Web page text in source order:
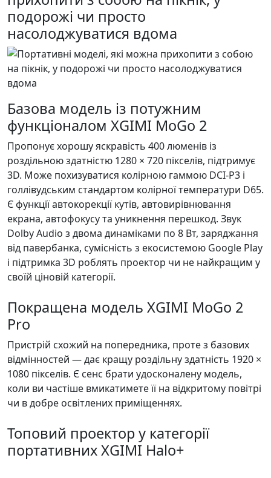
подорожі чи просто
насолоджуватися вдома
Базова модель із потужним
функціоналом XGIMI MoGo 2
Пропонує хорошу яскравість 400 люменів із
роздільною здатністю 1280 × 720 пікселів, підтримує
3D. Може похизуватися колірною гаммою DCI-P3 і
голлівудським стандартом колірної температури D65.
Є функції автокорекції кутів, автовирівнювання
екрана, автофокусу та уникнення перешкод. Звук
Dolby Audio з двома динаміками по 8 Вт, заряджання
від павербанка, сумісність з екосистемою Google Play
і підтримка 3D роблять проектор чи не найкращим у
своїй ціновій категорії.
Покращена модель XGIMI MoGo 2
Pro
Пристрій схожий на попередника, проте з базових
відмінностей — дає кращу роздільну здатність 1920 ×
1080 пікселів. Є сенс брати удосконалену модель,
коли ви частіше вмикатимете її на відкритому повітрі
чи в добре освітлених приміщеннях.
Топовий проектор у категорії
портативних XGIMI Halo+